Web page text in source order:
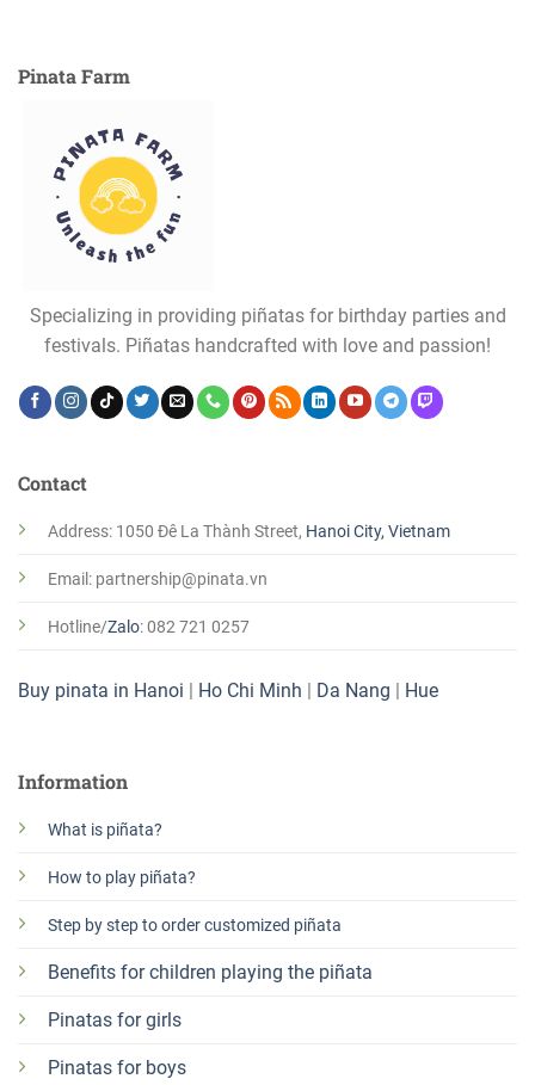
Pinata Farm
Specializing in providing piñatas for birthday parties and
festivals. Piñatas handcrafted with love and passion!
Information
What is piñata?
How to play piñata?
Step by step to order customized piñata
Benefits for children playing the piñata
Pinatas for girls
Pinatas for boys
Contact
Address: 1050 Đê La Thành Street, Hanoi City, Vietnam
Email: partnership@pinata.vn
Hotline/Zalo: 082 721 0257
Buy pinata in Hanoi | Ho Chi Minh | Da Nang | Hue